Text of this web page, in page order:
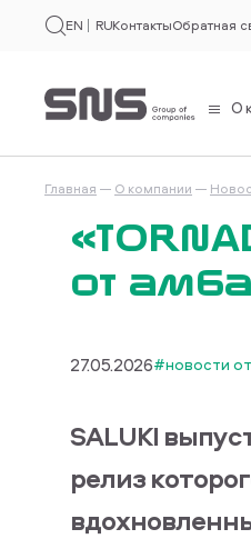
EN RUКонтактыОбратная
О
Главная О компании
от
27.05.2026#новости
SALUKI
релиз